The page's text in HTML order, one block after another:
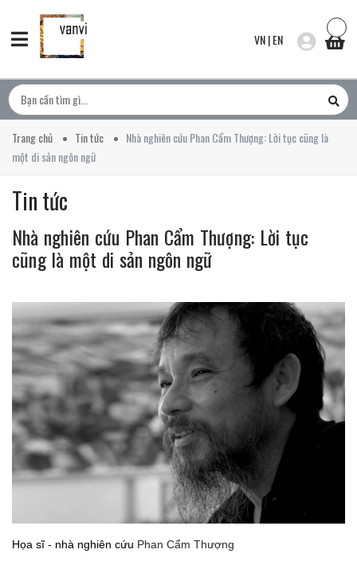
VN|EN
Trang chủ Tin tức
Nhà nghiên cứu Phan Cẩm Thượng: Lời tục cũng là
một di sản ngôn ngữ
Tin tức
Nhà nghiên cứu Phan Cẩm Thượng: Lời tục
cũng là một di sản ngôn ngữ
Họa sĩ - nhà nghiên cứu Phan Cẩm Thượng